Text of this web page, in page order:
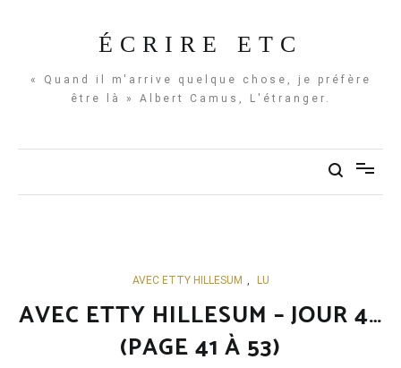
ÉCRIRE ETC
« Quand il m'arrive quelque chose, je préfère
être là » Albert Camus, L'étranger.
AVEC ETTY HILLESUM , LU
AVEC ETTY HILLESUM – JOUR 4…
(PAGE 41 À 53)